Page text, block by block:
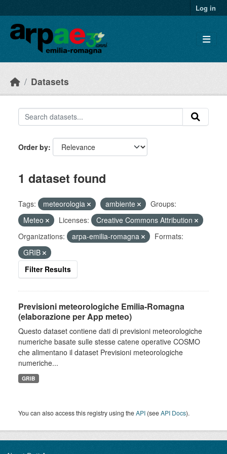
Log in
Datasets
Order by
1 dataset found
Tags: meteorologia ambiente
Groups:
Meteo
Licenses:
Creative Commons Attribution
Organizations:
arpa-emilia-romagna
Formats:
GRIB
Filter Results
Previsioni meteorologiche Emilia-Romagna
(elaborazione per App meteo)
Questo dataset contiene dati di previsioni meteorologiche
numeriche basate sulle stesse catene operative COSMO
che alimentano il dataset Previsioni meteorologiche
numeriche...
GRIB
You can also access this registry using theAPI (seeAPI Docs).